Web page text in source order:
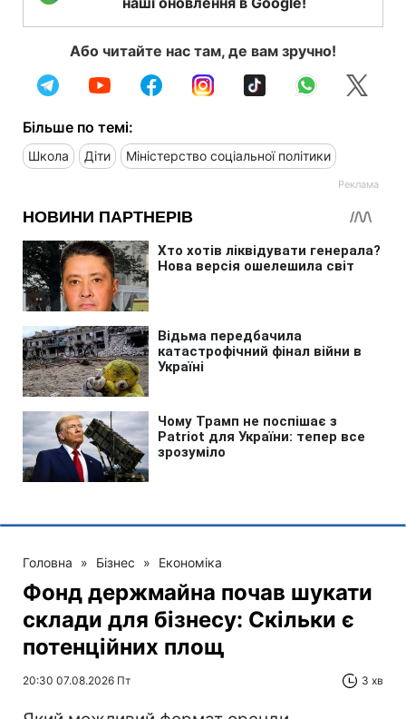
Або читайте нас там, де вам зручно!
Більше по темі:
Школа Діти Міністерство соціальної політики
Головна » Бізнес » Економіка
Фонд держмайна почав шукати
склади для бізнесу: Скільки є
потенційних площ
20:30 07.08.2026 Пт 3 хв